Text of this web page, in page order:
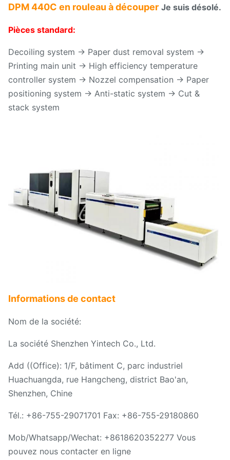
DPM 440C en rouleau à découper Je suis désolé.
Pièces standard:
Decoiling system → Paper dust removal system →
Printing main unit → High efficiency temperature
controller system → Nozzel compensation → Paper
positioning system → Anti-static system → Cut &
stack system
Informations de contact
Nom de la société:
La société Shenzhen Yintech Co., Ltd.
Add ((Office): 1/F, bâtiment C, parc industriel
Huachuangda, rue Hangcheng, district Bao'an,
Shenzhen, Chine
Tél.: +86-755-29071701 Fax: +86-755-29180860
Mob/Whatsapp/Wechat: +8618620352277 Vous
pouvez nous contacter en ligne